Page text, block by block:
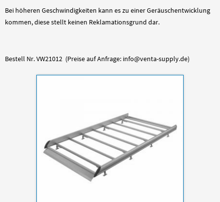
Bei höheren Geschwindigkeiten kann es zu einer Geräuschentwicklung
kommen, diese stellt keinen Reklamationsgrund dar.
Bestell Nr. VW21012 (Preise auf Anfrage: info@venta-supply.de)